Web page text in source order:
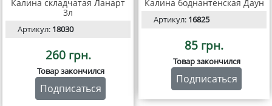
Калина складчатая Ланарт
3л
Артикул: 18030
260 грн.
Товар закончился
Подписаться
Калина боднантенская Даун
Артикул: 16825
85 грн.
Товар закончился
Подписаться